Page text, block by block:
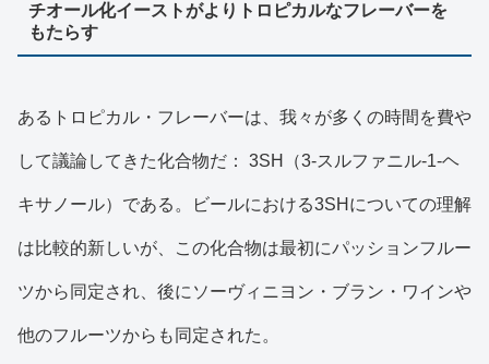
チオール化イーストがよりトロピカルなフレーバーを
もたらす
あるトロピカル・フレーバーは、我々が多くの時間を費や
して議論してきた化合物だ： 3SH（3-スルファニル-1-ヘ
キサノール）である。ビールにおける3SHについての理解
は比較的新しいが、この化合物は最初にパッションフルー
ツから同定され、後にソーヴィニヨン・ブラン・ワインや
他のフルーツからも同定された。